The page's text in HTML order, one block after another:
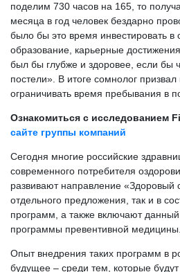
поделим 730 часов на 165, то
месяца в год человек бездарно
было бы это время инвестировать в
образование, карьерные
был бы глубже и здоровее, если бы
постели». В итоге сомнолог
ограничивать время пребывания в
Ознакомиться с исследованием
сайте группы компаний
Сегодня многие российские
современного потребителя
развивают направление «Здоровый
отдельного предложения, так и в
программ, а также включают
программы превентивной медицины.
Опыт внедрения таких программ в
будущее – среди тем, которые